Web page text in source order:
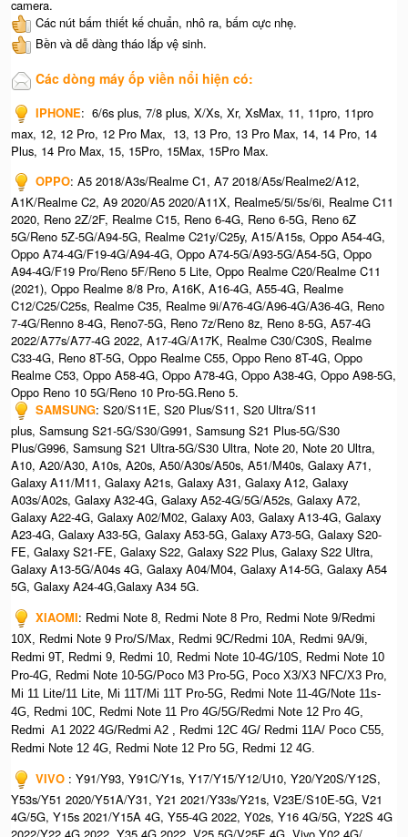
camera.
Các nút bấm thiết kế chuẩn, nhô ra, bấm cực nhẹ.
Bền và dễ dàng tháo lắp vệ sinh.
Các dòng máy ốp viền nổi hiện có:
IPHONE: 6/6s plus, 7/8 plus, X/Xs, Xr, XsMax, 11, 11pro, 11pro
max, 12, 12 Pro, 12 Pro Max, 13, 13 Pro, 13 Pro Max, 14, 14 Pro, 14
Plus, 14 Pro Max, 15, 15Pro, 15Max, 15Pro Max.
OPPO: A5 2018/A3s/Realme C1, A7 2018/A5s/Realme2/A12,
A1K/Realme C2, A9 2020/A5 2020/A11X, Realme5/5i/5s/6i, Realme C11
2020, Reno 2Z/2F, Realme C15, Reno 6-4G, Reno 6-5G, Reno 6Z
5G/Reno 5Z-5G/A94-5G, Realme C21y/C25y, A15/A15s, Oppo A54-4G,
Oppo A74-4G/F19-4G/A94-4G, Oppo A74-5G/A93-5G/A54-5G, Oppo
A94-4G/F19 Pro/Reno 5F/Reno 5 Lite, Oppo Realme C20/Realme C11
(2021), Oppo Realme 8/8 Pro, A16K, A16-4G, A55-4G, Realme
C12/C25/C25s, Realme C35, Realme 9i/A76-4G/A96-4G/A36-4G, Reno
7-4G/Renno 8-4G, Reno7-5G, Reno 7z/Reno 8z, Reno 8-5G, A57-4G
2022/A77s/A77-4G 2022, A17-4G/A17K, Realme C30/C30S, Realme
C33-4G, Reno 8T-5G, Oppo Realme C55, Oppo Reno 8T-4G, Oppo
Realme C53, Oppo A58-4G, Oppo A78-4G, Oppo A38-4G, Oppo A98-5G,
Oppo Reno 10 5G/Reno 10 Pro-5G.Reno 5.
SAMSUNG: S20/S11E, S20 Plus/S11, S20 Ultra/S11
plus, Samsung S21-5G/S30/G991, Samsung S21 Plus-5G/S30
Plus/G996, Samsung S21 Ultra-5G/S30 Ultra, Note 20, Note 20 Ultra,
A10, A20/A30, A10s, A20s, A50/A30s/A50s, A51/M40s, Galaxy A71,
Galaxy A11/M11, Galaxy A21s, Galaxy A31, Galaxy A12, Galaxy
A03s/A02s, Galaxy A32-4G, Galaxy A52-4G/5G/A52s, Galaxy A72,
Galaxy A22-4G, Galaxy A02/M02, Galaxy A03, Galaxy A13-4G, Galaxy
A23-4G, Galaxy A33-5G, Galaxy A53-5G, Galaxy A73-5G, Galaxy S20-
FE, Galaxy S21-FE, Galaxy S22, Galaxy S22 Plus, Galaxy S22 Ultra,
Galaxy A13-5G/A04s 4G, Galaxy A04/M04, Galaxy A14-5G, Galaxy A54
5G, Galaxy A24-4G,Galaxy A34 5G.
XIAOMI: Redmi Note 8, Redmi Note 8 Pro, Redmi Note 9/Redmi
10X, Redmi Note 9 Pro/S/Max, Redmi 9C/Redmi 10A, Redmi 9A/9i,
Redmi 9T, Redmi 9, Redmi 10, Redmi Note 10-4G/10S, Redmi Note 10
Pro-4G, Redmi Note 10-5G/Poco M3 Pro-5G, Poco X3/X3 NFC/X3 Pro,
Mi 11 Lite/11 Lite, Mi 11T/Mi 11T Pro-5G, Redmi Note 11-4G/Note 11s-
4G, Redmi 10C, Redmi Note 11 Pro 4G/5G/Redmi Note 12 Pro 4G,
Redmi A1 2022 4G/Redmi A2 , Redmi 12C 4G/ Redmi 11A/ Poco C55,
Redmi Note 12 4G, Redmi Note 12 Pro 5G, Redmi 12 4G.
VIVO : Y91/Y93, Y91C/Y1s, Y17/Y15/Y12/U10, Y20/Y20S/Y12S,
Y53s/Y51 2020/Y51A/Y31, Y21 2021/Y33s/Y21s, V23E/S10E-5G, V21
4G/5G, Y15s 2021/Y15A 4G, Y55-4G 2022, Y02s, Y16 4G/5G, Y22S 4G